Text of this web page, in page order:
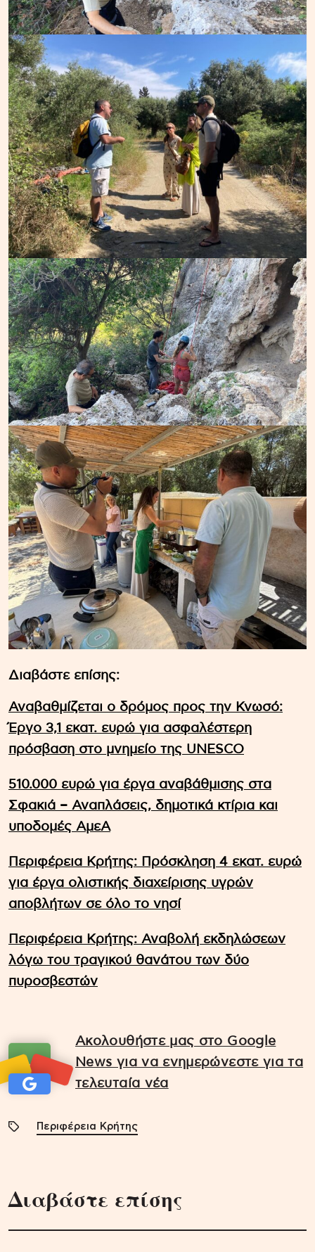
Διαβάστε επίσης:
Αναβαθμίζεται ο δρόμος προς την Κνωσό:
Έργο 3,1 εκατ. ευρώ για ασφαλέστερη
πρόσβαση στο μνημείο της UNESCO
510.000 ευρώ για έργα αναβάθμισης στα
Σφακιά – Αναπλάσεις, δημοτικά κτίρια και
υποδομές ΑμεΑ
Περιφέρεια Κρήτης: Πρόσκληση 4 εκατ. ευρώ
για έργα ολιστικής διαχείρισης υγρών
αποβλήτων σε όλο το νησί
Περιφέρεια Κρήτης: Αναβολή εκδηλώσεων
λόγω του τραγικού θανάτου των δύο
πυροσβεστών
Ακολουθήστε μας στο Google
News για να ενημερώνεστε για τα
τελευταία νέα
Περιφέρεια Κρήτης
Διαβάστε επίσης